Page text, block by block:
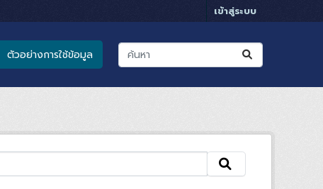
เข้าสู่ระบบ
ตัวอย่างการใช้ข้อมูล